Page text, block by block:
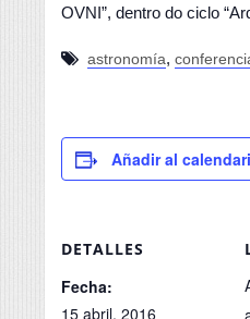
OVNI”, dentro do ciclo
astronomía,
Añadir al
DETALLES
Fecha:
15 abril, 2016